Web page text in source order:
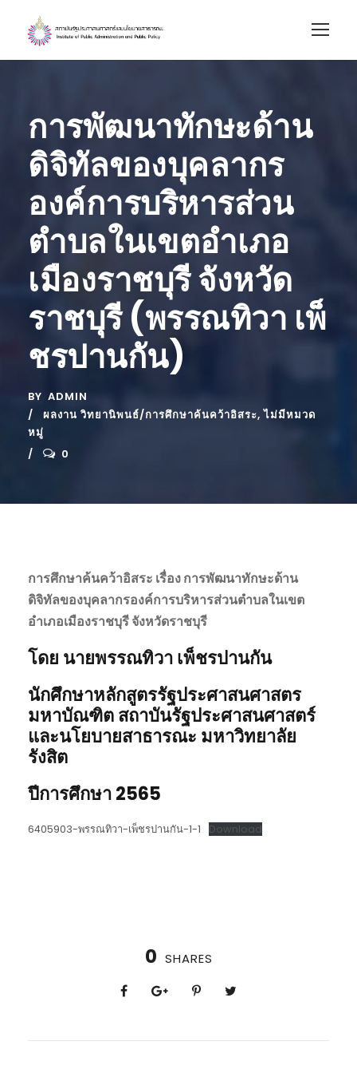
การพัฒนาทักษะด้าน
ดิจิทัลของบุคลากร
องค์การบริหารส่วน
ตำบลในเขตอำเภอ
เมืองราชบุรี จังหวัด
ราชบุรี (พรรณทิวา เพ็
ชรปานกัน)
BY ADMIN
ผลงาน วิทยานิพนธ์/การศึกษาค้นคว้าอิสระ, ไม่มีหมวด
หมู่
0
การศึกษาค้นคว้าอิสระ เรื่องการพัฒนาทักษะด้าน
ดิจิทัลของบุคลากรองค์การบริหารส่วนตำบลในเขต
อำเภอเมืองราชบุรี จังหวัดราชบุรี
โดย นายพรรณทิวา เพ็ชรปานกัน
นักศึกษาหลักสูตรรัฐประศาสนศาสตร
มหาบัณฑิตสถาบันรัฐประศาสนศาสตร์
และนโยบายสาธารณะ มหาวิทยาลัย
รังสิต
ปีการศึกษา2565
6405903-พรรณทิวา-เพ็ชรปานกัน-1-1 Download
0 SHARES